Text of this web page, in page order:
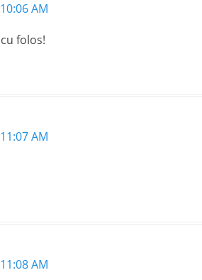
AM
folos!
AM
AM